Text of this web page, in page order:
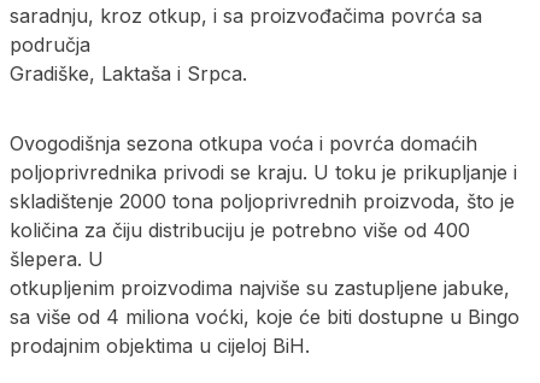
saradnju, kroz otkup, i sa proizvođačima povrća sa
područja
Gradiške, Laktaša i Srpca.
Ovogodišnja sezona otkupa voća i povrća domaćih
poljoprivrednika privodi se kraju. U toku je prikupljanje i
skladištenje 2000 tona poljoprivrednih proizvoda, što je
količina za čiju distribuciju je potrebno više od 400
šlepera. U
otkupljenim proizvodima najviše su zastupljene jabuke,
sa više od 4 miliona voćki, koje će biti dostupne u Bingo
prodajnim objektima u cijeloj BiH.